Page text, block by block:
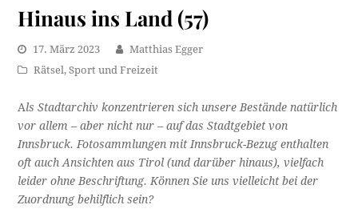
Hinaus ins Land (57)
17. März 2023
Matthias Egger
Rätsel,Sport und Freizeit
Als Stadtarchiv konzentrieren sich unsere Bestände natürlich
vor allem – aber nicht nur – auf das Stadtgebiet von
Innsbruck. Fotosammlungen mit Innsbruck-Bezug enthalten
oft auch Ansichten aus Tirol (und darüber hinaus), vielfach
leider ohne Beschriftung. Können Sie uns vielleicht bei der
Zuordnung behilflich sein?